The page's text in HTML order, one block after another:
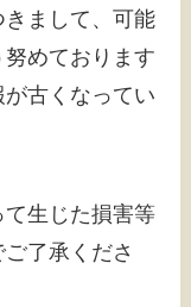
まして、可能
めております
古くなってい
生じた損害等
了承くださ